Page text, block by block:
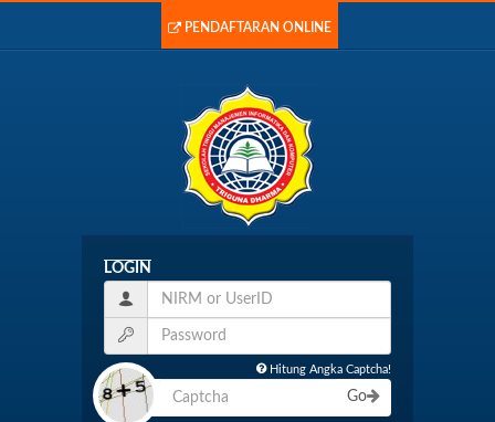
PENDAFTARAN ONLINE
LOGIN
Hitung Angka Captcha!
Go